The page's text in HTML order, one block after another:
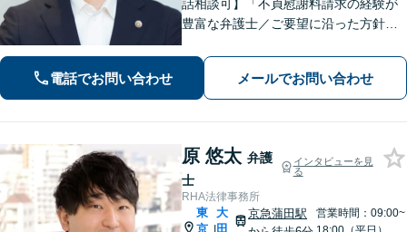
話相談可】「不貞慰謝料請求の経験が
豊富な弁護士／ご要望に沿った方針を
対応：遺産分割協議・調停から遺留分
侵害請求や相続放棄の手続きまで丁寧
にサポートいたします」【完全個室対
応】
電話でお問い合わせ メールでお問い合わせ
原 悠太 弁護
士
インタビューを見
る
RHA法律事務所
東
京 |
大
田
京急蒲田駅
営業時間：09:00~